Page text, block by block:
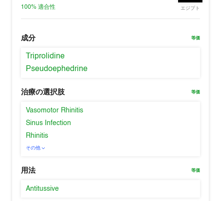
100%適合性 エジプト
成分 等価
Triprolidine
Pseudoephedrine
治療の選択肢 等価
Vasomotor Rhinitis
Sinus Infection
Rhinitis
その他
用法 等価
Antitussive